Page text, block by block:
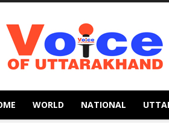
Voice
of
Uttarakhand
WORLD NATIONAL